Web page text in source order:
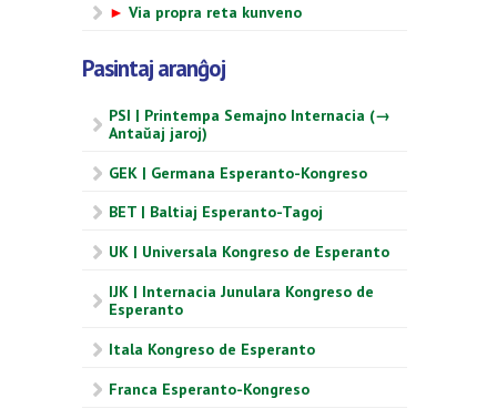
► Via propra reta kunveno
Pasintaj aranĝoj
PSI | Printempa Semajno Internacia (→
Antaŭaj jaroj)
GEK | Germana Esperanto-Kongreso
BET | Baltiaj Esperanto-Tagoj
UK | Universala Kongreso de Esperanto
IJK | Internacia Junulara Kongreso de
Esperanto
Itala Kongreso de Esperanto
Franca Esperanto-Kongreso